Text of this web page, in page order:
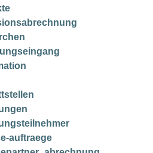
auftraege